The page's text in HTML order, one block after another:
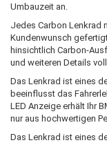
Umbauzeit an.
Jedes Carbon Lenkrad
Kundenwunsch
hinsichtlich Carbon-
und weiteren Details
Das Lenkrad ist eines
beeinflusst das
LED Anzeige erhält Ihr
nur aus hochwertigen
Das Lenkrad ist eines